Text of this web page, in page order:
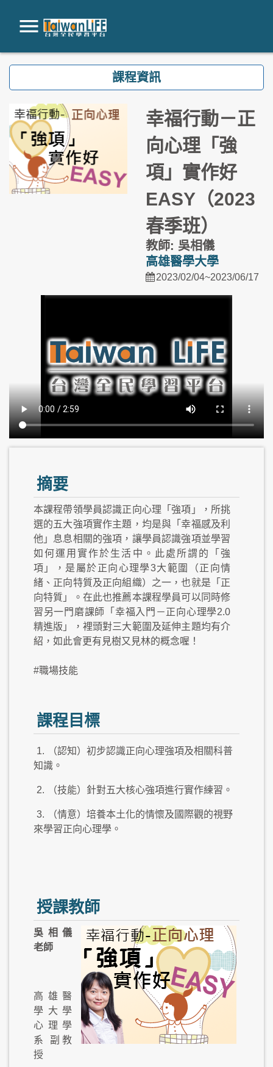
跳到主要內容
課程資訊
幸福行動－正
向心理「強
項」實作好
EASY（2023
春季班）
教師: 吳相儀
高雄醫學大學
2023/02/04~2023/06/17
摘要
本課程帶領學員認識正向心理「強項」，所挑
選的五大強項實作主題，均是與「幸福感及利
他」息息相關的強項，讓學員認識強項並學習
如何運用實作於生活中。此處所謂的「強
項」，是屬於正向心理學3大範圍（正向情
緒、正向特質及正向組織）之一，也就是「正
向特質」。在此也推薦本課程學員可以同時修
習另一門磨課師「幸福入門－正向心理學2.0
精進版」，裡頭對三大範圍及延伸主題均有介
紹，如此會更有見樹又見林的概念喔！
#職場技能
課程目標
1.
（認知）初步認識正向心理強項及相關科普
知識。
2. （技能）針對五大核心強項進行實作練習。
3.
（情意）培養本土化的情懷及國際觀的視野
來學習正向心理學。
授課教師
吳相儀
老師
高雄醫
學大學
心理學
系 副教
授